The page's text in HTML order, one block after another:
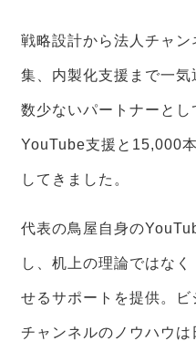
戦略設計から法人チャ
集、内製化支援まで一
数少ないパートナーと
YouTube支援と15,000
してきました。
代表の鳥屋自身の
し、机上の理論ではな
せるサポートを提供。ビ
チャンネルのノウハウは